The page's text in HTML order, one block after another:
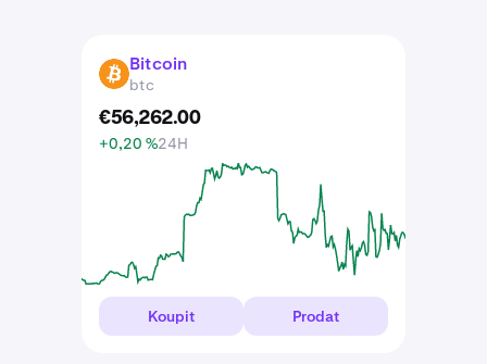
BTC Bitcoin
btc
€56,262.00
+0,20 %24H
Koupit Prodat